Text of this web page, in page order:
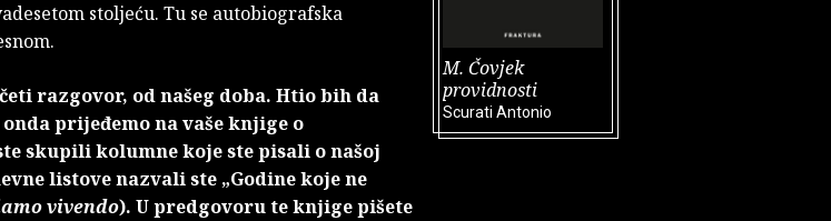
M. Čovjek
providnosti
Scurati Antonio
stoljeću. Tu se autobiografska
razgovor, od našeg doba. Htio bih da
prijeđemo na vaše knjige o
skupili kolumne koje ste pisali o našoj
listove nazvali ste „Godine koje ne
vivendo). U predgovoru te knjige pišete